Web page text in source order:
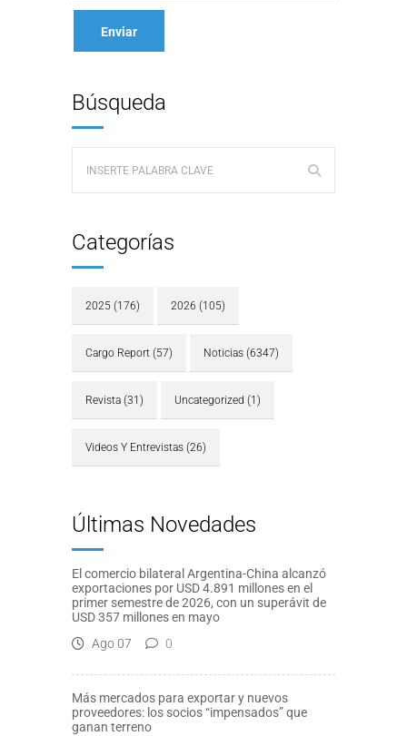
Búsqueda
Categorías
2025 (176) 2026 (105)
Cargo Report (57) Noticias (6347)
Revista (31) Uncategorized (1)
Videos Y Entrevistas (26)
Últimas Novedades
El comercio bilateral Argentina-China alcanzó
exportaciones por USD 4.891 millones en el
primer semestre de 2026, con un superávit de
USD 357 millones en mayo
Ago 07
0
Más mercados para exportar y nuevos
proveedores: los socios “impensados” que
ganan terreno